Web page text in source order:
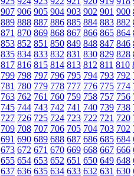
907 906 905 904 903 902 901 900
889 888 887 886 885 884 883 882
871 870 869 868 867 866 865 864
853 852 851 850 849 848 847 846
835 834 833 832 831 830 829 828
817 816 815 814 813 812 811 810
799 798 797 796 795 794 793 792
781 780 779 778 777 776 775 774
763 762 761 760 759 758 757 756
745 744 743 742 741 740 739 738
727 726 725 724 723 722 721 720
709 708 707 706 705 704 703 702
691 690 689 688 687 686 685 684
673 672 671 670 669 668 667 666
655 654 653 652 651 650 649 648
637 636 635 634 633 632 631 630